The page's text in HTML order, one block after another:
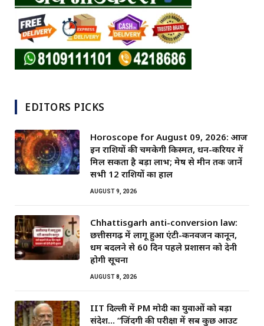
EDITORS PICKS
Horoscope for August 09, 2026: आज
इन राशियों की चमकेगी किस्मत, धन-करियर में
मिल सकता है बड़ा लाभ; मेष से मीन तक जानें
सभी 12 राशियों का हाल
AUGUST 9, 2026
Chhattisgarh anti-conversion law:
छत्तीसगढ़ में लागू हुआ एंटी-कनवर्जन कानून,
धर्म बदलने से 60 दिन पहले प्रशासन को देनी
होगी सूचना
AUGUST 8, 2026
IIT दिल्ली में PM मोदी का युवाओं को बड़ा
संदेश… “जिंदगी की परीक्षा में सब कुछ आउट